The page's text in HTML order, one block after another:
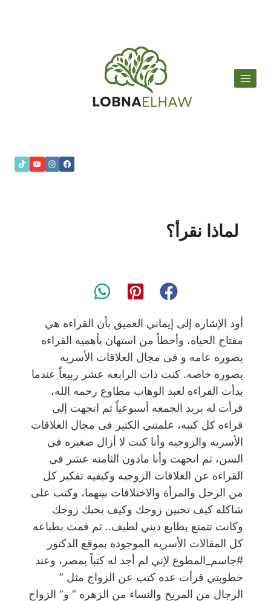
لماذا نقرأ؟
أود الإشاره إلى إيماني العميق بأن القراءه هي
مفتاح الحياه، وأخطأ من استهان بأهميه القراءه
بصوره عامه و فى مجال العلاقات الأسريه
بصوره خاصه. كنت ذات الرابعه عشر ربيعاً عندما
بدأت القراءه لعبد الوهاب مطاوع رحمه الله،
قرأت له بريد الجمعه أسبوعياً ثم اتجهت إلى
قراءه كل كتبه، علمتني الكثير فى مجال العلاقات
الأسريه والزوجيه وأنا كنت لا أزال صغيره فى
السن، ثم اتجهت وأنا مادون الثامنه عشر فى
القراءه عن العلاقات الزوجيه وكيفيه تفكير كل
من الرجل والمرأة والاختلافات بينهما، وكتب على
شاكله كيف تحبين زوجك وكيف يحبك زوجك
وكانت تتمتع بطابع ديني لطيف.. ثم قمت بطباعه
كل المقالات الأسريه الموجوده بموقع الدكتور
#جاسم_المطوع لإني لم أجد له كتباً بمصر، وعند
خطوبتي قرأت عده كتب عن الزواج مثل ”
الرجال من المريخ والنساء من الزهره ” و” الزواج